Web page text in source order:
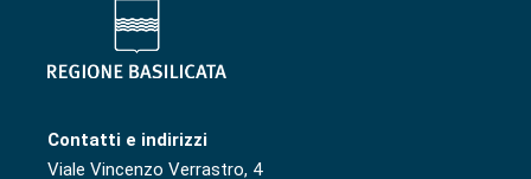
Contatti e indirizzi
Viale Vincenzo Verrastro, 4